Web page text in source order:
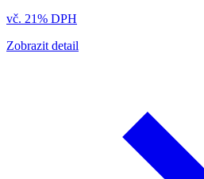
vč. 21% DPH
Zobrazit detail